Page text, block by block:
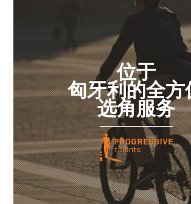
位于
匈牙利的全方
选角服务